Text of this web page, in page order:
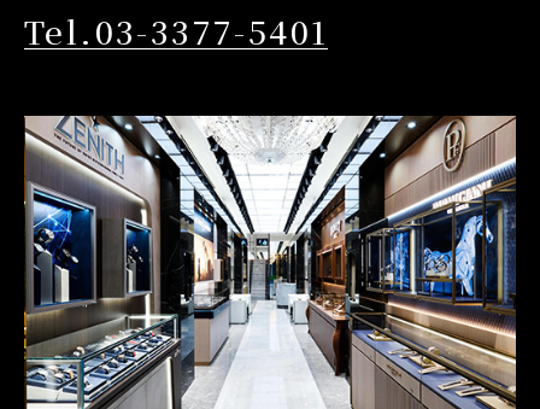
Tel.03-3377-5401